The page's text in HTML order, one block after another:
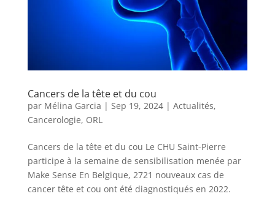
Cancers de la tête et du cou
par Mélina Garcia | Sep 19, 2024| Actualités,
Cancerologie, ORL
Cancers de la tête et du cou Le CHU Saint-Pierre
participe à la semaine de sensibilisation menée par
Make Sense En Belgique, 2721 nouveaux cas de
cancer tête et cou ont été diagnostiqués en 2022.